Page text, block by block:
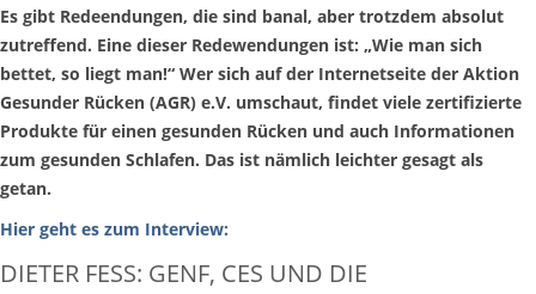
Es gibt Redeendungen, die sind banal, aber trotzdem absolut
zutreffend. Eine dieser Redewendungen ist: „Wie man sich
bettet, so liegt man!“ Wer sich auf der Internetseite der Aktion
Gesunder Rücken (AGR) e.V. umschaut, findet viele zertifizierte
Produkte für einen gesunden Rücken und auch Informationen
zum gesunden Schlafen. Das ist nämlich leichter gesagt als
getan.
Hier geht es zum Interview:
DIETER FESS: GENF, CES UND DIE